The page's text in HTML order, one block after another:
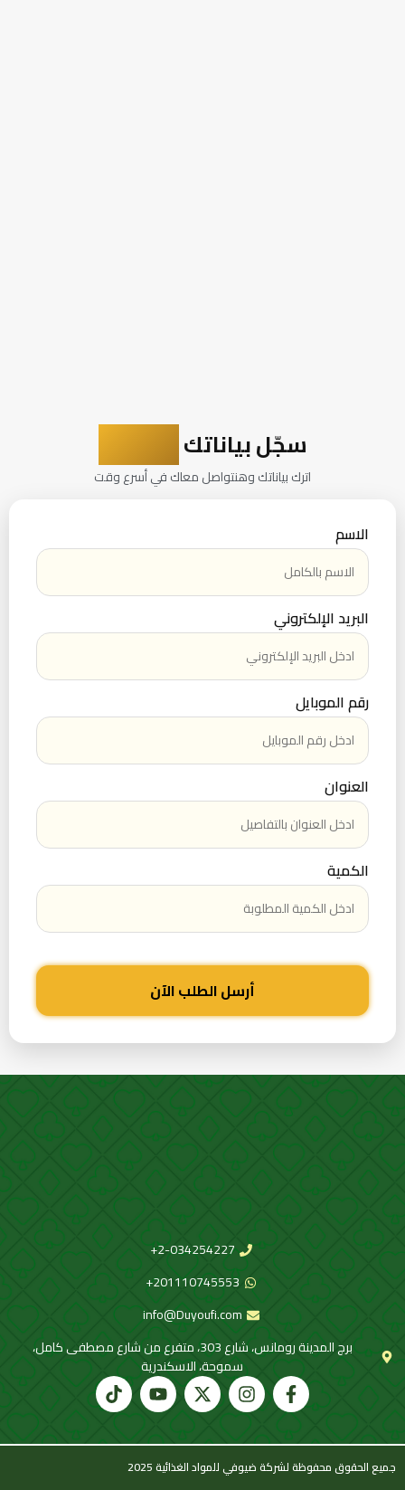
سجّل بياناتك
اترك بياناتك وهنتواصل معاك في أسرع وقت
الاسم
البريد الإلكتروني
رقم الموبايل
العنوان
الكمية
أرسل الطلب الآن
2-034254227+
201110745553+
info@Duyoufi.com
برج المدينة رومانس، شارع 303، متفرع من شارع مصطفى كامل،
سموحة، الاسكندرية
جميع الحقوق محفوظة لشركة ضيوفي للمواد الغذائية 2025